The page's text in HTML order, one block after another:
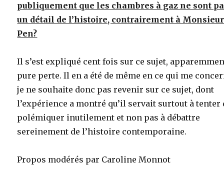
publiquement que les chambres à gaz ne sont
un détail de l’histoire, contrairement à
Pen?
Il s’est expliqué cent fois sur ce sujet,
pure perte. Il en a été de même en ce qui me
je ne souhaite donc pas revenir sur ce sujet, dont
l’expérience a montré qu’il servait surtout à tenter
polémiquer inutilement et non pas à débattre
sereinement de l’histoire contemporaine.
Propos modérés par Caroline Monnot